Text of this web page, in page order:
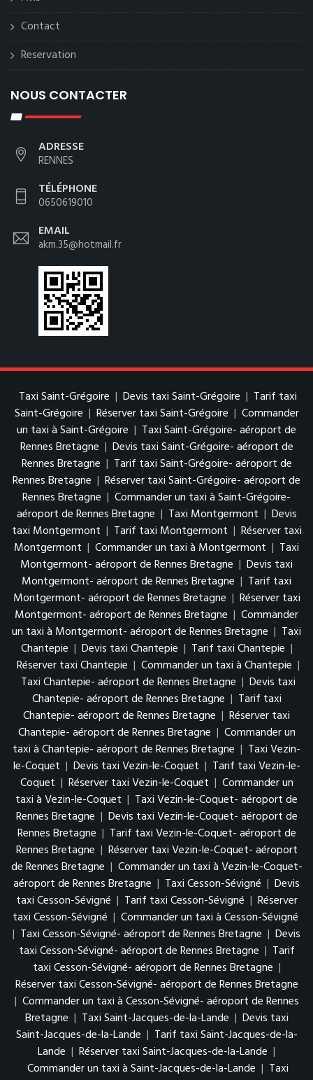
Contact
Reservation
NOUS CONTACTER
ADRESSE
RENNES
TÉLÉPHONE
0650619010
EMAIL
akm.35@hotmail.fr
Taxi Saint-Grégoire | Devis taxi Saint-Grégoire | Tarif taxi
Saint-Grégoire | Réserver taxi Saint-Grégoire | Commander
un taxi à Saint-Grégoire | Taxi Saint-Grégoire- aéroport de
Rennes Bretagne | Devis taxi Saint-Grégoire- aéroport de
Rennes Bretagne | Tarif taxi Saint-Grégoire- aéroport de
Rennes Bretagne | Réserver taxi Saint-Grégoire- aéroport de
Rennes Bretagne | Commander un taxi à Saint-Grégoire-
aéroport de Rennes Bretagne | Taxi Montgermont | Devis
taxi Montgermont | Tarif taxi Montgermont | Réserver taxi
Montgermont | Commander un taxi à Montgermont | Taxi
Montgermont- aéroport de Rennes Bretagne | Devis taxi
Montgermont- aéroport de Rennes Bretagne | Tarif taxi
Montgermont- aéroport de Rennes Bretagne | Réserver taxi
Montgermont- aéroport de Rennes Bretagne | Commander
un taxi à Montgermont- aéroport de Rennes Bretagne | Taxi
Chantepie | Devis taxi Chantepie | Tarif taxi Chantepie |
Réserver taxi Chantepie | Commander un taxi à Chantepie |
Taxi Chantepie- aéroport de Rennes Bretagne | Devis taxi
Chantepie- aéroport de Rennes Bretagne | Tarif taxi
Chantepie- aéroport de Rennes Bretagne | Réserver taxi
Chantepie- aéroport de Rennes Bretagne | Commander un
taxi à Chantepie- aéroport de Rennes Bretagne | Taxi Vezin-
le-Coquet | Devis taxi Vezin-le-Coquet | Tarif taxi Vezin-le-
Coquet | Réserver taxi Vezin-le-Coquet | Commander un
taxi à Vezin-le-Coquet | Taxi Vezin-le-Coquet- aéroport de
Rennes Bretagne | Devis taxi Vezin-le-Coquet- aéroport de
Rennes Bretagne | Tarif taxi Vezin-le-Coquet- aéroport de
Rennes Bretagne | Réserver taxi Vezin-le-Coquet- aéroport
de Rennes Bretagne | Commander un taxi à Vezin-le-Coquet-
aéroport de Rennes Bretagne | Taxi Cesson-Sévigné | Devis
taxi Cesson-Sévigné | Tarif taxi Cesson-Sévigné | Réserver
taxi Cesson-Sévigné | Commander un taxi à Cesson-Sévigné
| Taxi Cesson-Sévigné- aéroport de Rennes Bretagne | Devis
taxi Cesson-Sévigné- aéroport de Rennes Bretagne | Tarif
taxi Cesson-Sévigné- aéroport de Rennes Bretagne |
Réserver taxi Cesson-Sévigné- aéroport de Rennes Bretagne
| Commander un taxi à Cesson-Sévigné- aéroport de Rennes
Bretagne | Taxi Saint-Jacques-de-la-Lande | Devis taxi
Saint-Jacques-de-la-Lande | Tarif taxi Saint-Jacques-de-la-
Lande | Réserver taxi Saint-Jacques-de-la-Lande |
Commander un taxi à Saint-Jacques-de-la-Lande | Taxi